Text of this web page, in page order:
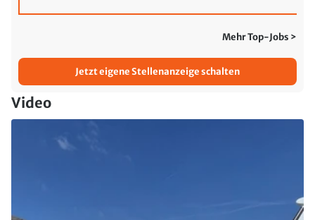
Mehr Top-Jobs >
Jetzt eigene Stellenanzeige schalten
Video